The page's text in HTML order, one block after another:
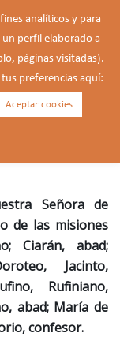
de los
Señora de
de las misiones
Ciarán, abad;
Jacinto,
Rufiniano,
abad; María de
confesor.
analíticos y para
perfil elaborado a
páginas visitadas).
preferencias aquí:
Aceptar cookies